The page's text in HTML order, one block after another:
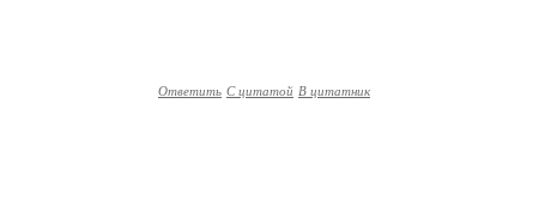
Ответить С цитатой В цитатник